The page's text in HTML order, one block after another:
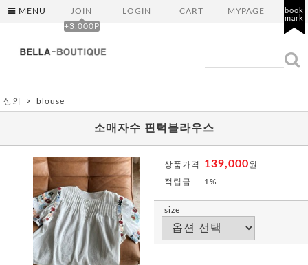
MENU
JOIN
+3,000P
LOGIN CART MYPAGE
book
mark
상의 blouse
소매자수 핀턱블라우스
상품가격 139,000원
적립금 1%
size